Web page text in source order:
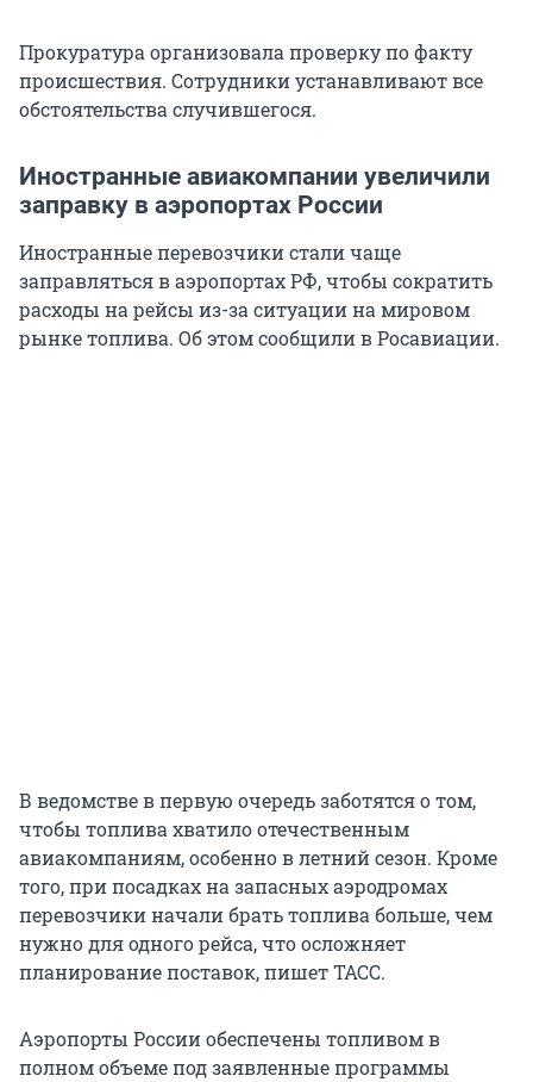
Прокуратура организовала проверку по факту
происшествия. Сотрудники устанавливают все
обстоятельства случившегося.
Иностранные авиакомпании увеличили
заправку в аэропортах России
Иностранные перевозчики стали чаще
заправляться в аэропортах РФ, чтобы сократить
расходы на рейсы из-за ситуации на мировом
рынке топлива. Об этом сообщили в Росавиации.
В ведомстве в первую очередь заботятся о том,
чтобы топлива хватило отечественным
авиакомпаниям, особенно в летний сезон. Кроме
того, при посадках на запасных аэродромах
перевозчики начали брать топлива больше, чем
нужно для одного рейса, что осложняет
планирование поставок, пишет ТАСС.
Аэропорты России обеспечены топливом в
полном объеме под заявленные программы